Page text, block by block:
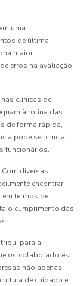
uma
de última
maior
erros na avaliação
clínicas de
à rotina das
de forma rápida,
pode ser crucial
funcionários.
Com diversas
encontrar
termos de
o cumprimento das
para a
os colaboradores
não apenas
de cuidado e